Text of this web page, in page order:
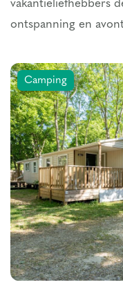
vakantieliefhebbers
ontspanning en
Camping